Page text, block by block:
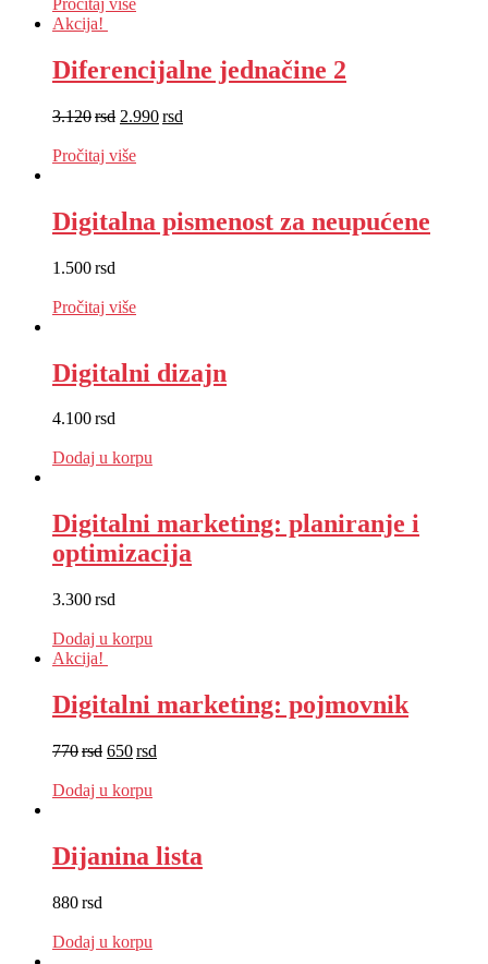
Pročitaj više
Akcija!
Diferencijalne jednačine 2
3.120rsd 2.990rsd
Pročitaj više
Digitalna pismenost za neupućene
1.500rsd
Pročitaj više
Digitalni dizajn
4.100rsd
Dodaj u korpu
Digitalni marketing: planiranje i
optimizacija
3.300rsd
Dodaj u korpu
Akcija!
Digitalni marketing: pojmovnik
770rsd 650rsd
Dodaj u korpu
Dijanina lista
880rsd
Dodaj u korpu